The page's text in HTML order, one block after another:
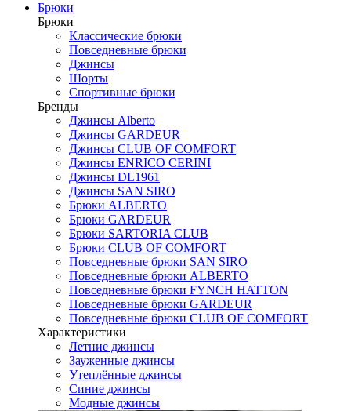
Брюки
Брюки
Классические брюки
Повседневные брюки
Джинсы
Шорты
Спортивные брюки
Бренды
Джинсы Alberto
Джинсы GARDEUR
Джинсы CLUB OF COMFORT
Джинсы ENRICO CERINI
Джинсы DL1961
Джинсы SAN SIRO
Брюки ALBERTO
Брюки GARDEUR
Брюки SARTORIA CLUB
Брюки CLUB OF COMFORT
Повседневные брюки SAN SIRO
Повседневные брюки ALBERTO
Повседневные брюки FYNCH HATTON
Повседневные брюки GARDEUR
Повседневные брюки CLUB OF COMFORT
Характеристики
Летние джинсы
Зауженные джинсы
Утеплённые джинсы
Синие джинсы
Модные джинсы